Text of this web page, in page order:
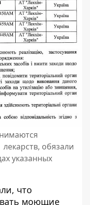
обязали
указанных
что
моющие